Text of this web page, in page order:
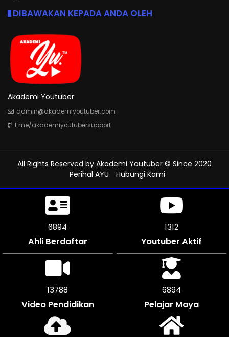
DIBAWAKAN KEPADA ANDA OLEH
Akademi Youtuber
admin@akademiyoutuber.com
t.me/akademiyoutubersupport
All Rights Reserved by Akademi Youtuber © Since 2020
Perihal AYU
Hubungi Kami
7302
Ahli Berdaftar
1312
Youtuber Aktif
14598
Video Pendidikan
7299
Pelajar Maya